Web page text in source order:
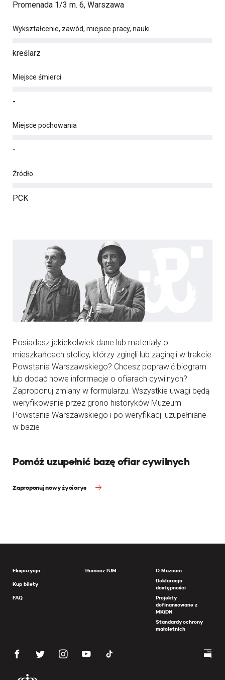
Promenada 1/3 m. 6, Warszawa
Wykształcenie, zawód, miejsce pracy, nauki
kreślarz
Miejsce śmierci
-
Miejsce pochowania
-
Źródło
PCK
Posiadasz jakiekolwiek dane lub materiały o
mieszkańcach stolicy, którzy zginęli lub zaginęli w trakcie
Powstania Warszawskiego? Chcesz poprawić biogram
lub dodać nowe informacje o ofiarach cywilnych?
Zaproponuj zmiany w formularzu. Wszystkie uwagi będą
weryfikowanie przez grono historyków Muzeum
Powstania Warszawskiego i po weryfikacji uzupełniane
w bazie
Pomóż uzupełnić bazę ofiar cywilnych
Zaproponuj nowy życiorys
Ekspozycja
Kup bilety
FAQ
Tłumacz PJM
O Muzeum
Deklaracja
dostępności
Projekty
dofinansowane z
MKiDN
Standardy ochrony
małoletnich